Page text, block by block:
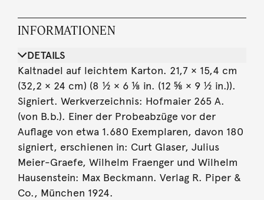
INFORMATIONEN
DETAILS
Kaltnadel auf leichtem Karton. 21,7 × 15,4 cm
(32,2 × 24 cm) (8 ½ × 6 ⅛ in. (12 ⅝ × 9 ½ in.)).
Signiert. Werkverzeichnis: Hofmaier 265 A.
(von B.b.). Einer der Probeabzüge vor der
Auflage von etwa 1.680 Exemplaren, davon 180
signiert, erschienen in: Curt Glaser, Julius
Meier-Graefe, Wilhelm Fraenger und Wilhelm
Hausenstein: Max Beckmann. Verlag R. Piper &
Co., München 1924.